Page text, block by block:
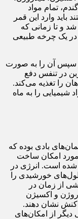
تمام مواد
وارد این قمر
و تا زمانی که
در یک چرخه طبیعی
و سپس آن را به صورت
در تنفس دفع
را تغذیه می‌کند.
شیمیایی را به ماه
بادی بوده که
مورد امکان ساخت
است. انرژی در
خورشیدی را
از زمان در
و اکسیژن
نشان دهند.
دیگر از امکان‌های